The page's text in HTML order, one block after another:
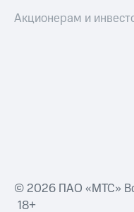
Акционерам и
© 2026 ПАО «МТС»
18+